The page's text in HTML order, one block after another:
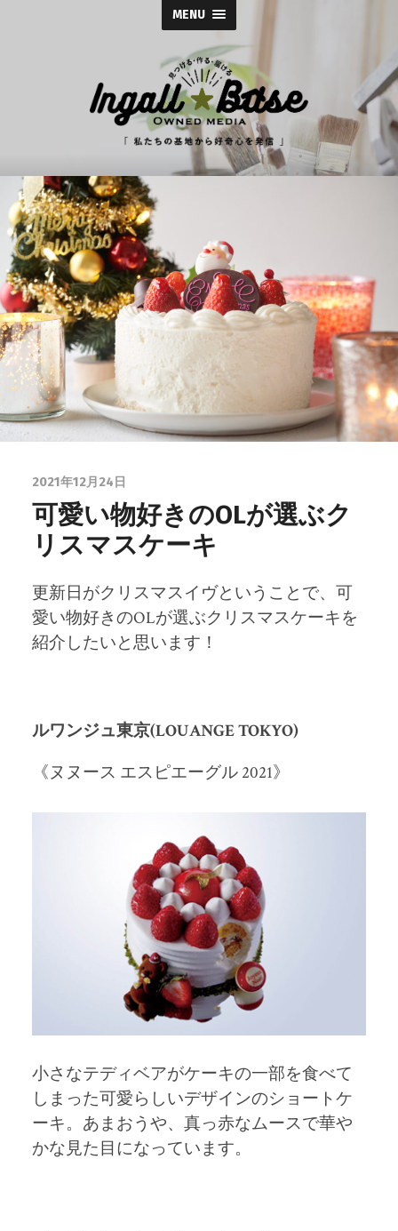
MENU
イ
ン
株
式
会
社
2021年12月24日
可愛い物好きのOLが選ぶク
リスマスケーキ
更新日がクリスマスイヴということで、可
愛い物好きのOLが選ぶクリスマスケーキを
紹介したいと思います！
ルワンジュ東京(LOUANGE TOKYO)
《ヌヌース エスピエーグル 2021》
小さなテディベアがケーキの一部を食べて
しまった可愛らしいデザインのショートケ
ーキ。あまおうや、真っ赤なムースで華や
かな見た目になっています。